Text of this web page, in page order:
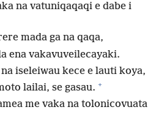
na vatuniqaqaqi e dabe i
mada ga na qaqa,
ena vakavuveilecayaki.
na iseleiwau kece e lauti koya,
lailai, se gasau. +
me vaka na tolonicovuata